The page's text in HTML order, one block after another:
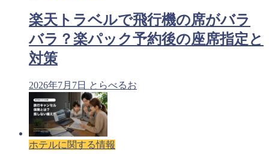
楽天トラベルで飛行機の席がバラ
バラ？楽パック予約後の座席指定と
対策
2026年7月7日 とらべるお
ホテルに関する情報